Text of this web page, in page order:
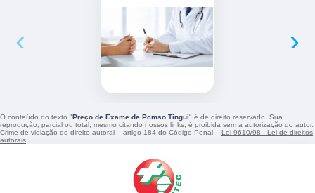
‹ ›
O conteúdo do texto "Preço de Exame de Pcmso Tingui" é de direito reservado. Sua
reprodução, parcial ou total, mesmo citando nossos links, é proibida sem a autorização do autor.
Crime de violação de direito autoral – artigo 184 do Código Penal – Lei 9610/98 - Lei de direitos
autorais